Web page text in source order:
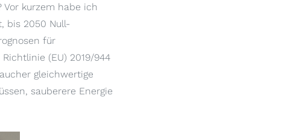
kurzem habe ich
bis 2050 Null-
für
(EU) 2019/944
gleichwertige
sauberere Energie